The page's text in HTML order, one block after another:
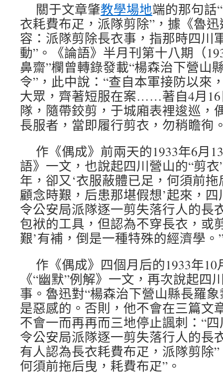
關于文章肇教學場地端的那句話
衣耗費布疋，派隊剪除”，據《魯
容：派隊剪除長衣事，指那時四川
動”。《論語》半月刊第十八期（
鼻齋”欄曾轉錄發載“楊森治下營山
令”，此中說：“查自本軍接防以來
大眾，齊著短服在案……著自4月16
隊，隨帶鉸剪，于城廂表裡逡巡，
長服者，當即履行剪衣，勿稍瞻徇
作《偶成》前兩天的1933年6月
語》一文，也說起四川營山的“剪
年，卻又‘衣服蔽體已足，何須前
顧念時艱，后患那堪假想’起來，
令公安局派隊逐一剪失落行人的長
包袱的工具，但認為不穿長衣，或
艱’有補，倒是一種特殊的經濟學。
作《偶成》四個月后的1933年
《“幽默”例解》一文，再次說起四
事。魯迅對“楊森治下營山縣長羅
是惡感的。否則，他不會在三篇文
不會一而再再而三地停止諷刺：“
令公安局派隊逐一剪失落行人的長
有人認為長衣耗費布疋，派隊剪除
何須前拖后曳，耗費布疋”。